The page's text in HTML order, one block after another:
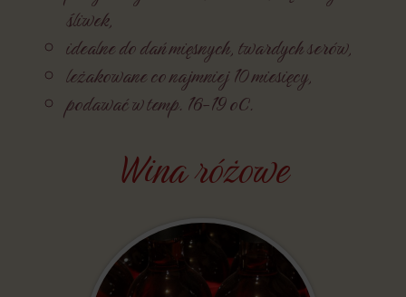
śliwek,
idealne do dań mięsnych, twardych serów,
leżakowane co najmniej 10 miesięcy,
podawać w temp. 16-19 oC.
Wina różowe